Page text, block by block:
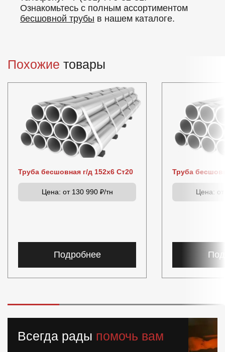
Ознакомьтесь с полным ассортиментом
бесшовной трубы в нашем каталоге.
Похожие товары
Труба бесшовная г/д 152х6 Ст20
Цена: от 130 990 ₽/тн
Подробнее
Труба
Цена:
Всегда рады помочь вам